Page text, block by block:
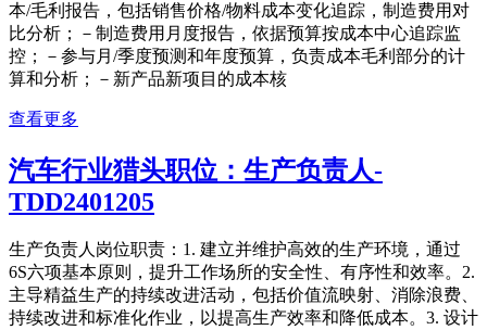
本/毛利报告，包括销售价格/物料成本变化追踪，制造费用对
比分析；－制造费用月度报告，依据预算按成本中心追踪监
控；－参与月/季度预测和年度预算，负责成本毛利部分的计
算和分析；－新产品新项目的成本核
查看更多
汽车行业猎头职位：生产负责人-
TDD2401205
生产负责人岗位职责：1. 建立并维护高效的生产环境，通过
6S六项基本原则，提升工作场所的安全性、有序性和效率。2.
主导精益生产的持续改进活动，包括价值流映射、消除浪费、
持续改进和标准化作业，以提高生产效率和降低成本。3. 设计